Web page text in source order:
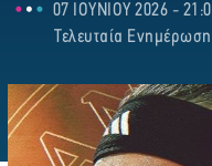
07 ΙΟΥΝΙΟΥ 2026 -
Τελευταία